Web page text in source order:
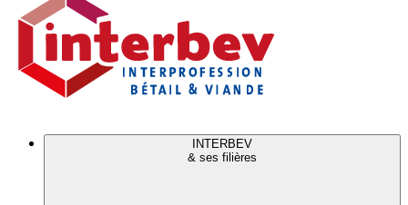
site
INTERBEV
& ses filières